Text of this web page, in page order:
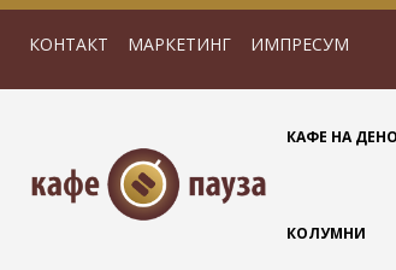
КОНТАКТ МАРКЕТИНГ ИМПРЕСУМ
КАФЕ НА
КОЛУМНИ